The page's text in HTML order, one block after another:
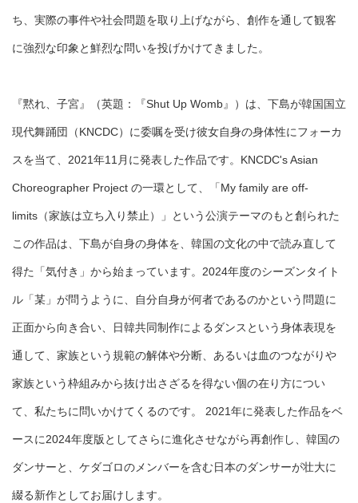
ち、実際の事件や社会問題を取り上げながら、創作を通して観客
に強烈な印象と鮮烈な問いを投げかけてきました。
『黙れ、子宮』（英題：『Shut Up Womb』）は、下島が韓国国立
現代舞踊団（KNCDC）に委嘱を受け彼女自身の身体性にフォーカ
スを当て、2021年11月に発表した作品です。KNCDC's Asian
Choreographer Project の一環として、「My family are off-
limits（家族は立ち入り禁止）」という公演テーマのもと創られた
この作品は、下島が自身の身体を、韓国の文化の中で読み直して
得た「気付き」から始まっています。2024年度のシーズンタイト
ル「某」が問うように、自分自身が何者であるのかという問題に
正面から向き合い、日韓共同制作によるダンスという身体表現を
通して、家族という規範の解体や分断、あるいは血のつながりや
家族という枠組みから抜け出さざるを得ない個の在り方につい
て、私たちに問いかけてくるのです。 2021年に発表した作品をベ
ースに2024年度版としてさらに進化させながら再創作し、韓国の
ダンサーと、ケダゴロのメンバーを含む日本のダンサーが壮大に
綴る新作としてお届けします。